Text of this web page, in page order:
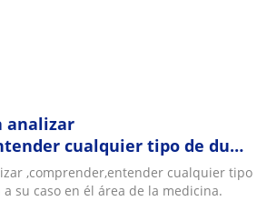
analizar
cualquier tipo de duda
caso en él área de la
,comprender,entender cualquier tipo
su caso en él área de la medicina.